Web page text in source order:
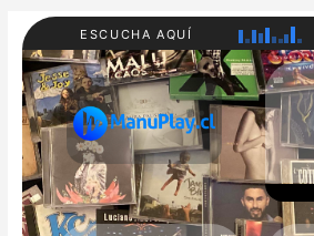
ESCUCHA AQUÍ
RADI
O
MAN
UPL
AY
80'S
90'S
200
0'S
REC
UER
DOS
CUM
BIA/
POP/
BAL